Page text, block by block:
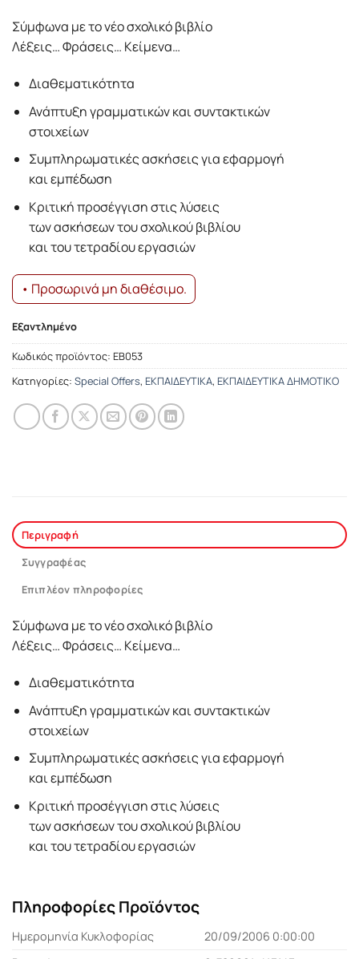
Σύμφωνα με το νέο σχολικό βιβλίο
Λέξεις… Φράσεις… Κείμενα…
Διαθεματικότητα
Ανάπτυξη γραμματικών και συντακτικών
στοιχείων
Συμπληρωματικές ασκήσεις για εφαρμογή
και εμπέδωση
Κριτική προσέγγιση στις λύσεις
των ασκήσεων του σχολικού βιβλίου
και του τετραδίου εργασιών
• Προσωρινά μη διαθέσιμο.
Εξαντλημένο
Κωδικός προϊόντος: ΕΒ053
Κατηγορίες: Special Offers, ΕΚΠΑΙΔΕΥΤΙΚΑ, ΕΚΠΑΙΔΕΥΤΙΚΑ ΔΗΜΟΤΙΚΟ
Περιγραφή
Συγγραφέας
Επιπλέον πληροφορίες
Σύμφωνα με το νέο σχολικό βιβλίο
Λέξεις… Φράσεις… Κείμενα…
Διαθεματικότητα
Ανάπτυξη γραμματικών και συντακτικών
στοιχείων
Συμπληρωματικές ασκήσεις για εφαρμογή
και εμπέδωση
Κριτική προσέγγιση στις λύσεις
των ασκήσεων του σχολικού βιβλίου
και του τετραδίου εργασιών
Πληροφορίες Προϊόντος
Ημερομηνία Κυκλοφορίας
20/09/2006 0:00:00